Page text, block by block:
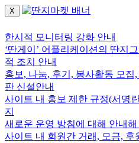
X
한시적 모니터링 강화 안내
‘딴게이’ 어플리케이션의 딴지
적 조치 안내
홍보, 나눔, 후기, 봉사활동 모집
판 신설안내
사이트 내 홍보 제한 규정(서명
지
새로운 운영 방침에 대해 안내
사이트 내 회원간 거래, 모금, 후